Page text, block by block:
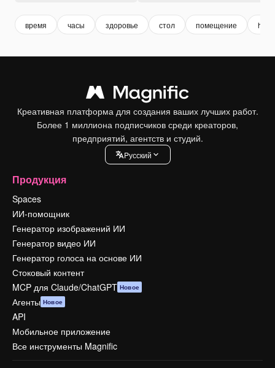
время часы здоровье стол помещение
Креативная платформа для создания ваших лучших работ.
Более 1 миллиона подписчиков среди креаторов,
предприятий, агентств и студий.
Pусский
Продукция
Spaces
ИИ-помощник
Генератор изображений ИИ
Генератор видео ИИ
Генератор голоса на основе ИИ
Стоковый контент
MCP для Claude/ChatGPT Новое
Агенты Новое
API
Мобильное приложение
Все инструменты Magnific